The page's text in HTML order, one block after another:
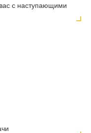
с наступающими